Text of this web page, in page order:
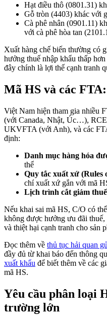
Hạt điều thô (0801.31)
Gỗ tròn (4403) khác với
Cà phê nhân (0901.11)
với cà phê hòa tan
Xuất hàng chế biến thường có
hưởng thuế nhập khẩu thấp
đây chính là lợi thế cạnh tranh
Mã HS và các
Việt Nam hiện tham gia nhiều
(với Canada, Nhật, Úc…),
UKVFTA (với Anh), và các
định:
Danh mục hàng hóa
thể
Quy tắc xuất xứ (Rules
chí xuất xứ gắn với mã
Lịch trình cắt giảm
Nếu khai sai mã HS, C/O có
không được hưởng ưu đãi thuế,
và thiệt hại cạnh tranh cho sản
Đọc thêm về thủ tục hải quan
đầy đủ từ khai báo đến thông
xuất khẩu để biết thêm về các
mã HS.
Yêu cầu phân loại
trường lớn